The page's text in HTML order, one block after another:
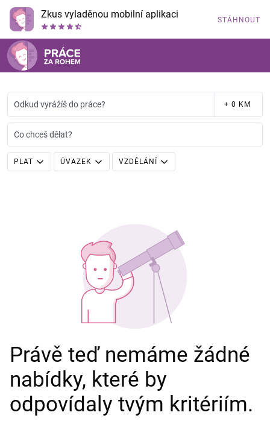
Zkus vyladěnou mobilní aplikaci STÁHNOUT
Odkud vyrážíš do práce? + 0 KM
Co chceš dělat?
PLAT ÚVAZEK VZDĚLÁNÍ
Právě teď nemáme žádné
nabídky, které by
odpovídaly tvým kritériím.